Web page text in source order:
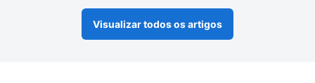
Visualizar todos os artigos